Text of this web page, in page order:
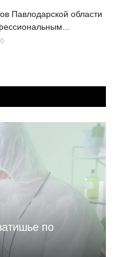
Павлодарской области
по